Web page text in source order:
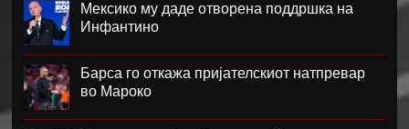
Мексико му даде отворена поддршка на
Инфантино
Барса го откажа пријателскиот натпревар
во Мароко